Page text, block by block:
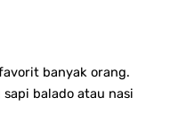
banyak orang.
balado atau nasi